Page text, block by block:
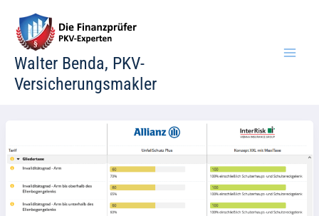
Inhalt
springen
Walter Benda, PKV-
Versicherungsmakler